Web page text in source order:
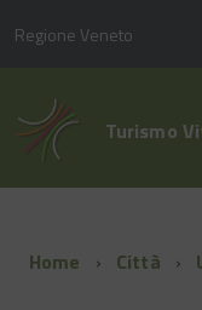
Regione Veneto
Turismo
Home Città